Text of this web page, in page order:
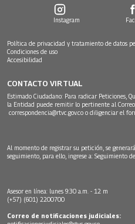
Instagram
Política de privacidad y tratamiento de datos
Condiciones de uso
Accesibilidad
CONTACTO VIRTUAL
Estimado Ciudadano: Para radicar Peticiones,
la Entidad puede remitir lo pertinente al
correspondencia@rtvc.gov.co o diligenciar el
Al momento de registrar su petición, se
seguimiento, para ello, ingrese a: Seguimiento
Asesor en línea: lunes 9:30 a.m. - 12 m
(+57) (601) 2200700
Correo de notificaciones judiciales: